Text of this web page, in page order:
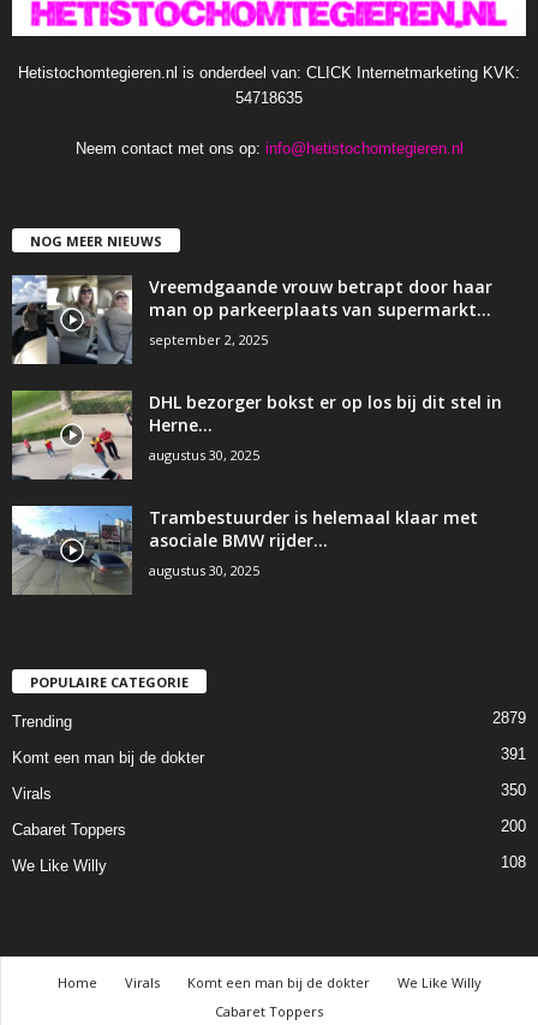
Hetistochomtegieren.nl is onderdeel van: CLICK Internetmarketing KVK:
54718635
Neem contact met ons op: info@hetistochomtegieren.nl
NOG MEER NIEUWS
Vreemdgaande vrouw betrapt door haar
man op parkeerplaats van supermarkt…
september 2, 2025
DHL bezorger bokst er op los bij dit stel in
Herne…
augustus 30, 2025
Trambestuurder is helemaal klaar met
asociale BMW rijder…
augustus 30, 2025
POPULAIRE CATEGORIE
Trending 2879
Komt een man bij de dokter 391
Virals 350
Cabaret Toppers 200
We Like Willy 108
Home Virals Komt een man bij de dokter
We Like Willy
Cabaret Toppers